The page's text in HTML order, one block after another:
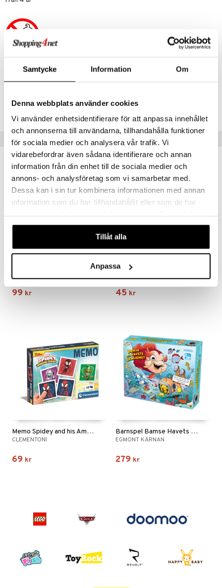
Samtycke Information Om
Denna webbplats använder cookies
Vi använder enhetsidentifierare för att anpassa innehållet
och annonserna till användarna, tillhandahålla funktioner
för sociala medier och analysera vår trafik. Vi
vidarebefordrar även sådana identifierare och annan
information från din enhet till de sociala medier och
annons- och analysföretag som vi samarbetar med.
Dessa kan i sin tur kombinera informationen med annan
information som du har tillhandahållit eller som de har
våra cookies vid fortsatt användande av vår webbplats.
Tillåt alla
Anpassa
Artikelnr
TAC68-1-XX
Lägsta pris senaste 30 dagarna: 169 kr
Populära produkter
99 kr
Kortspel: Svarte Petter Se
45 kr
Memo Spidey and his Amazing Friends
CLEMENTONI
69 kr
Barnspel Bamse Havets Hemlighet
EGMONT KÄRNAN
279 kr